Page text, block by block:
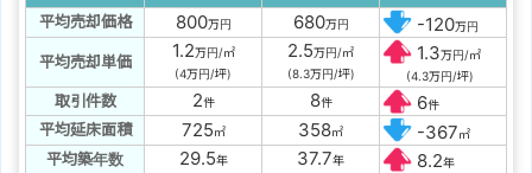
平均売却価格
800万円 680万円 -120万円
平均売却単価 1.2万円/㎡
(4万円/坪)
2.5万円/㎡
(8.3万円/坪)
1.3万円/㎡
(4.3万円/坪)
取引件数 2件 8件 6件
平均延床面積 725㎡ 358㎡ -367㎡
平均築年数 29.5年 37.7年 8.2年